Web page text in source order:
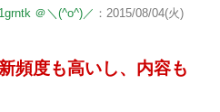
＠＼(^o^)／ ：2015/08/04(火)
頻度も高いし、内容も